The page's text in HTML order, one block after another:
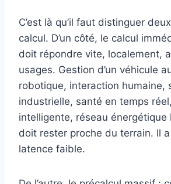
C’est là qu’il faut distinguer
calcul. D’un côté, le calcul
doit répondre vite, localement,
usages. Gestion d’un véhicule
robotique, interaction humaine,
industrielle, santé en temps
intelligente, réseau énergétique
doit rester proche du terrain. Il
latence faible.